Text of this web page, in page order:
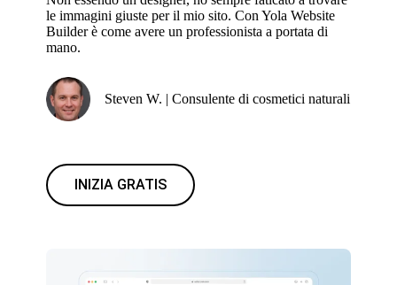
le immagini giuste per il mio sito. Con Yola Website
Builder è come avere un professionista a portata di
mano.
Steven W. | Consulente di cosmetici naturali
INIZIA GRATIS